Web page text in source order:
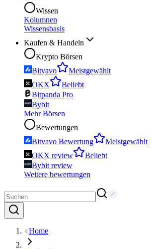
Wissen
Kolumnen
Wissensbasis
Kaufen & Handeln
Krypto Börsen
Bitvavo
Meistgewählt
OKX
Beliebt
Bitpanda Pro
Bybit
Mehr Börsen
Bewertungen
Bitvavo Bewertung
Meistgewählt
OKX review
Beliebt
Bybit review
Weitere bewertungen
Home